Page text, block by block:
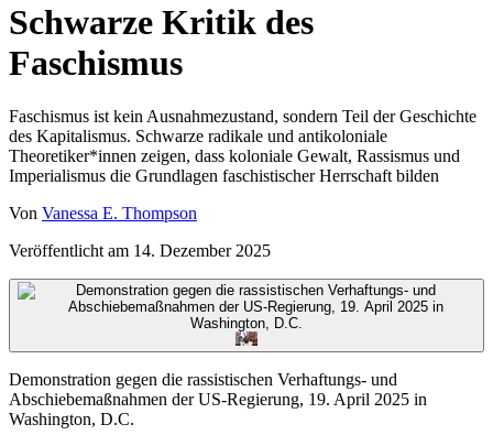
Schwarze Kritik des
Faschismus
Faschismus ist kein Ausnahmezustand, sondern Teil der Geschichte
des Kapitalismus. Schwarze radikale und antikoloniale
Theoretiker*innen zeigen, dass koloniale Gewalt, Rassismus und
Imperialismus die Grundlagen faschistischer Herrschaft bilden
Von Vanessa E. Thompson
Veröffentlicht am 14. Dezember 2025
Demonstration gegen die rassistischen Verhaftungs- und
Abschiebemaßnahmen der US-Regierung, 19. April 2025 in
Washington, D.C.